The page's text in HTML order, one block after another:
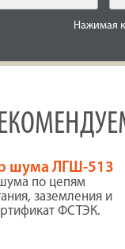
Нажимая
шума ЛГШ-513
по цепям
заземления и
ФСТЭК.